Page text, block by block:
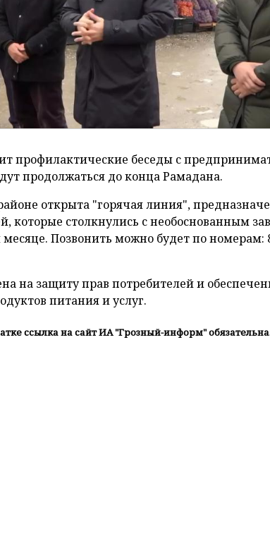
профилактические беседы с
продолжаться до конца Рамадана.
открыта "горячая линия",
которые столкнулись с необоснованным
Позвонить можно будет по номерам:
на защиту прав потребителей и
питания и услуг.
ссылка на сайт ИА "Грозный-информ"